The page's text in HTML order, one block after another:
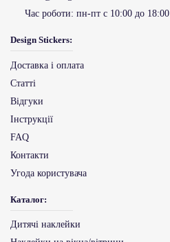
Час роботи: пн-пт с 10:00 до 18:00
Design Stickers:
Доставка і оплата
Статті
Відгуки
Інструкції
FAQ
Контакти
Угода користувача
Каталог:
Дитячі наклейки